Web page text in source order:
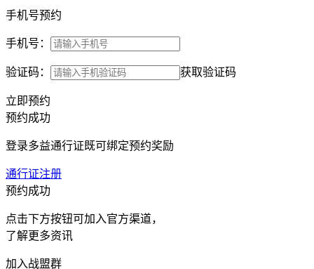
手机号预约
手机号：
验证码： 获取验证码
立即预约
预约成功
登录多益通行证既可绑定预约奖励
通行证注册
预约成功
点击下方按钮可加入官方渠道，
了解更多资讯
加入战盟群